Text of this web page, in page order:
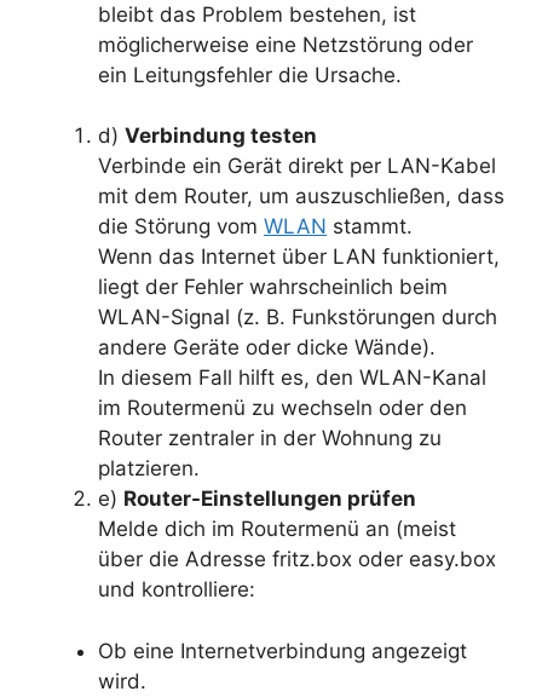
bleibt das Problem bestehen, ist
möglicherweise eine Netzstörung oder
ein Leitungsfehler die Ursache.
d) Verbindung testen
Verbinde ein Gerät direkt per LAN-Kabel
mit dem Router, um auszuschließen, dass
die Störung vom WLAN stammt.
Wenn das Internet über LAN funktioniert,
liegt der Fehler wahrscheinlich beim
WLAN-Signal (z. B. Funkstörungen durch
andere Geräte oder dicke Wände).
In diesem Fall hilft es, den WLAN-Kanal
im Routermenü zu wechseln oder den
Router zentraler in der Wohnung zu
platzieren.
e) Router-Einstellungen prüfen
Melde dich im Routermenü an (meist
über die Adresse fritz.box oder easy.box
und kontrolliere:
Ob eine Internetverbindung angezeigt
wird.